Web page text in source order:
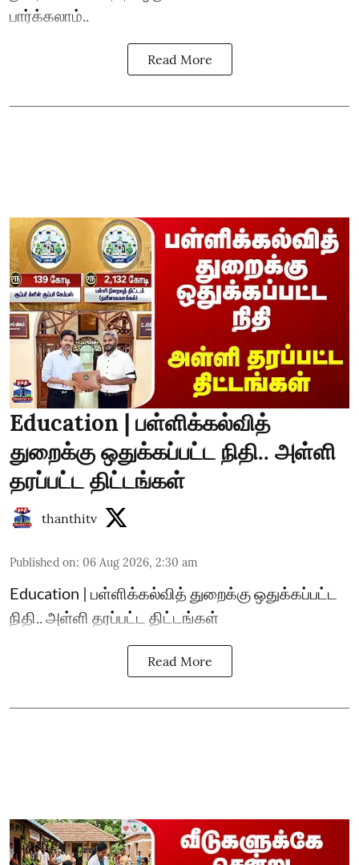
பார்க்கலாம்..
Read More
Education | பள்ளிக்கல்வித்
துறைக்கு ஒதுக்கப்பட்ட நிதி.. அள்ளி
தரப்பட்ட திட்டங்கள்
thanthitv
Published on: 06 Aug 2026, 2:30 am
Education | பள்ளிக்கல்வித் துறைக்கு ஒதுக்கப்பட்ட
நிதி.. அள்ளி தரப்பட்ட திட்டங்கள்
Read More